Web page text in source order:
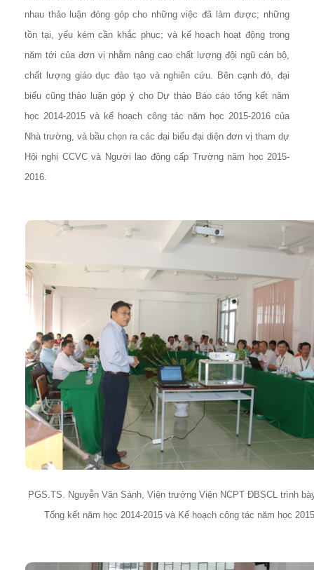
nhau thảo luận đóng góp cho những việc đã làm được; những
tồn tại, yếu kém cần khắc phục; và kế hoạch hoạt động trong
năm tới của đơn vị nhằm nâng cao chất lượng đội ngũ cán bộ,
chất lượng giáo dục đào tạo và nghiên cứu. Bên cạnh đó, đại
biểu cũng thảo luận góp ý cho Dự thảo Báo cáo tổng kết năm
học 2014-2015 và kế hoạch công tác năm học 2015-2016 của
Nhà trường, và bầu chọn ra các đại biểu đại diện đơn vị tham dự
Hội nghị CCVC và Người lao động cấp Trường năm học 2015-
2016.
PGS.TS. Nguyễn Văn Sánh, Viện trưởng Viện NCPT ĐBSCL trình
Tổng kết năm học 2014-2015 và Kế hoạch công tác năm học